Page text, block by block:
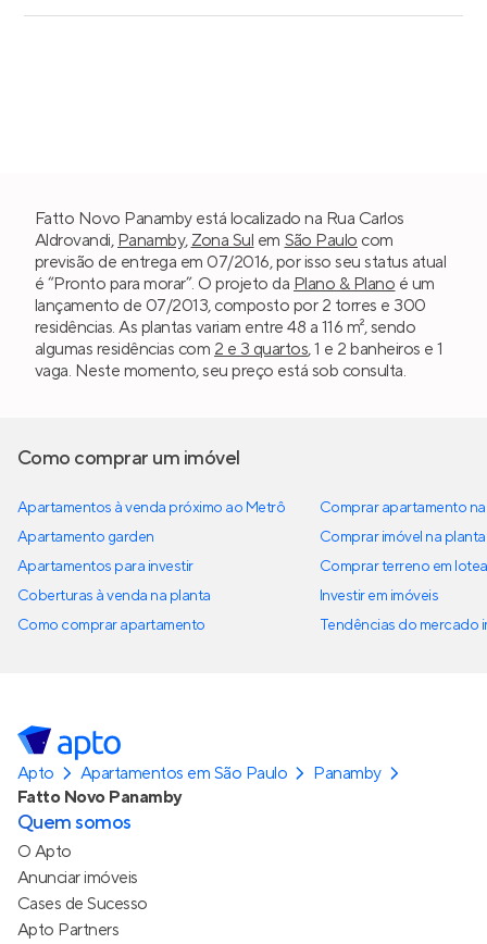
Fatto Novo Panamby está localizado na Rua Carlos
Aldrovandi, Panamby, Zona Sul em São Paulo com
previsão de entrega em 07/2016, por isso seu status atual
é “Pronto para morar”. O projeto da Plano & Plano é um
lançamento de 07/2013, composto por 2 torres e 300
residências. As plantas variam entre 48 a 116 m², sendo
algumas residências com 2 e 3 quartos, 1 e 2 banheiros e 1
vaga. Neste momento, seu preço está sob consulta.
Como comprar um imóvel
Apartamentos à venda próximo ao Metrô
Apartamento garden
Apartamentos para investir
Coberturas à venda na planta
Como comprar apartamento
Comprar apartamento
Comprar imóvel na planta
Comprar terreno em
Investir em imóveis
Tendências do mercado
Apto Apartamentos em São Paulo
Panamby
Fatto Novo Panamby
Quem somos
O Apto
Anunciar imóveis
Cases de Sucesso
Apto Partners